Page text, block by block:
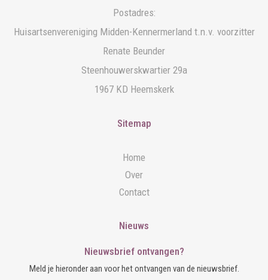
Postadres:
Huisartsenvereniging Midden-Kennermerland t.n.v. voorzitter
Renate Beunder
Steenhouwerskwartier 29a
1967 KD Heemskerk
Sitemap
Home
Over
Contact
Nieuws
Nieuwsbrief ontvangen?
Meld je hieronder aan voor het ontvangen van de nieuwsbrief.